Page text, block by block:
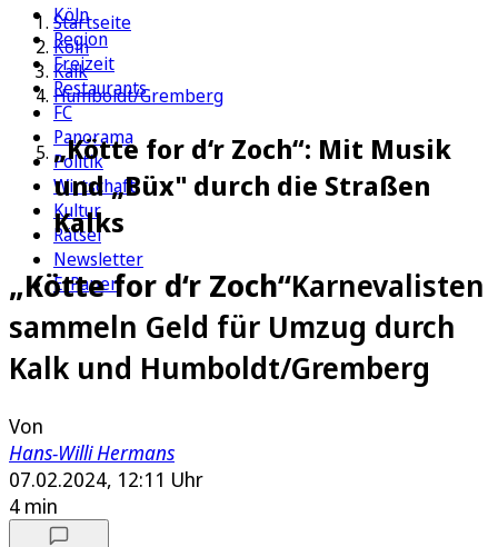
Köln
Region
Freizeit
Restaurants
FC
Panorama
Politik
Wirtschaft
Kultur
Rätsel
Newsletter
E-Paper
Startseite
Köln
Kalk
Humboldt/Gremberg
„Kötte for d‘r Zoch“: Mit Musik
und „Büx" durch die Straßen
Kalks
„Kötte for d‘r Zoch“Karnevalisten
sammeln Geld für Umzug durch
Kalk und Humboldt/Gremberg
Von
Hans-Willi Hermans
07.02.2024, 12:11 Uhr
4 min